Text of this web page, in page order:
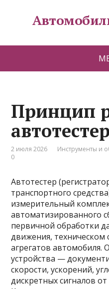
Принцип
2 июля 2026 Инструменты и
0
Автотестер
транспортного
измерительный
автоматизированного
первичной обработки
движения, техническом
агрегатов автомобиля.
устройства —
скорости, ускорений,
дискретных сигналов